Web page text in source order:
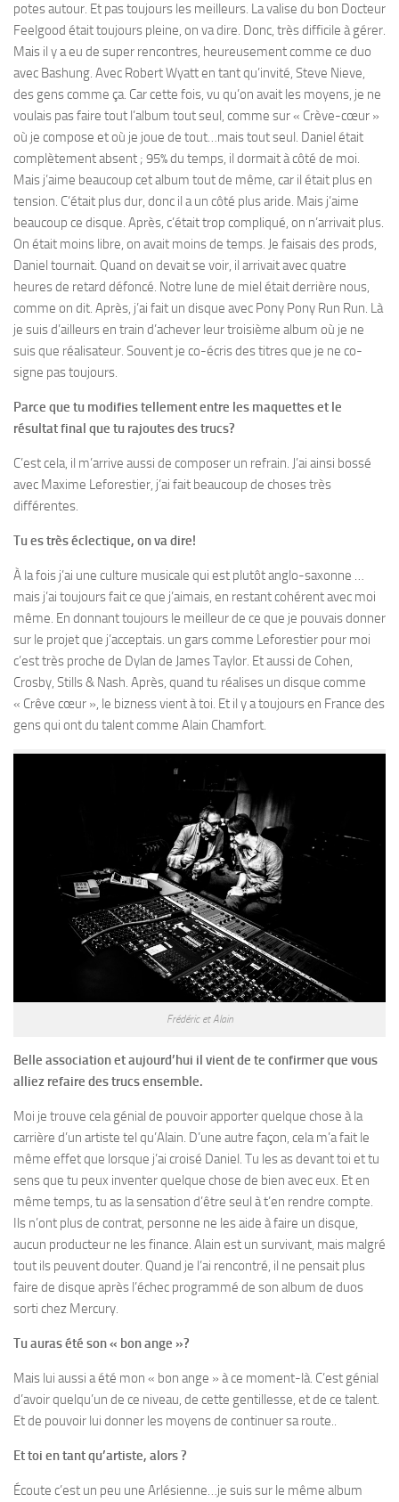
potes autour. Et pas toujours les meilleurs. La valise du bon Docteur
Feelgood était toujours pleine, on va dire. Donc, très difficile à gérer.
Mais il y a eu de super rencontres, heureusement comme ce duo
avec Bashung. Avec Robert Wyatt en tant qu’invité, Steve Nieve,
des gens comme ça. Car cette fois, vu qu’on avait les moyens, je ne
voulais pas faire tout l’album tout seul, comme sur « Crève-cœur »
où je compose et où je joue de tout…mais tout seul. Daniel était
complètement absent ; 95% du temps, il dormait à côté de moi.
Mais j’aime beaucoup cet album tout de même, car il était plus en
tension. C’était plus dur, donc il a un côté plus aride. Mais j’aime
beaucoup ce disque. Après, c’était trop compliqué, on n’arrivait plus.
On était moins libre, on avait moins de temps. Je faisais des prods,
Daniel tournait. Quand on devait se voir, il arrivait avec quatre
heures de retard défoncé. Notre lune de miel était derrière nous,
comme on dit. Après, j’ai fait un disque avec Pony Pony Run Run. Là
je suis d’ailleurs en train d’achever leur troisième album où je ne
suis que réalisateur. Souvent je co-écris des titres que je ne co-
signe pas toujours.
Parce que tu modifies tellement entre les maquettes et le
résultat final que tu rajoutes des trucs?
C’est cela, il m’arrive aussi de composer un refrain. J’ai ainsi bossé
avec Maxime Leforestier, j’ai fait beaucoup de choses très
différentes.
Tu es très éclectique, on va dire!
À la fois j’ai une culture musicale qui est plutôt anglo-saxonne …
mais j’ai toujours fait ce que j’aimais, en restant cohérent avec moi
même. En donnant toujours le meilleur de ce que je pouvais donner
sur le projet que j’acceptais. un gars comme Leforestier pour moi
c’est très proche de Dylan de James Taylor. Et aussi de Cohen,
Crosby, Stills & Nash. Après, quand tu réalises un disque comme
« Crêve cœur », le bizness vient à toi. Et il y a toujours en France des
gens qui ont du talent comme Alain Chamfort.
Frédéric et Alain
Belle association et aujourd’hui il vient de te confirmer que vous
alliez refaire des trucs ensemble.
Moi je trouve cela génial de pouvoir apporter quelque chose à la
carrière d’un artiste tel qu’Alain. D’une autre façon, cela m’a fait le
même effet que lorsque j’ai croisé Daniel. Tu les as devant toi et tu
sens que tu peux inventer quelque chose de bien avec eux. Et en
même temps, tu as la sensation d’être seul à t’en rendre compte.
Ils n’ont plus de contrat, personne ne les aide à faire un disque,
aucun producteur ne les finance. Alain est un survivant, mais malgré
tout ils peuvent douter. Quand je l’ai rencontré, il ne pensait plus
faire de disque après l’échec programmé de son album de duos
sorti chez Mercury.
Tu auras été son « bon ange »?
Mais lui aussi a été mon « bon ange » à ce moment-là. C’est génial
d’avoir quelqu’un de ce niveau, de cette gentillesse, et de ce talent.
Et de pouvoir lui donner les moyens de continuer sa route..
Et toi en tant qu’artiste, alors ?
Écoute c’est un peu une Arlésienne…je suis sur le même album